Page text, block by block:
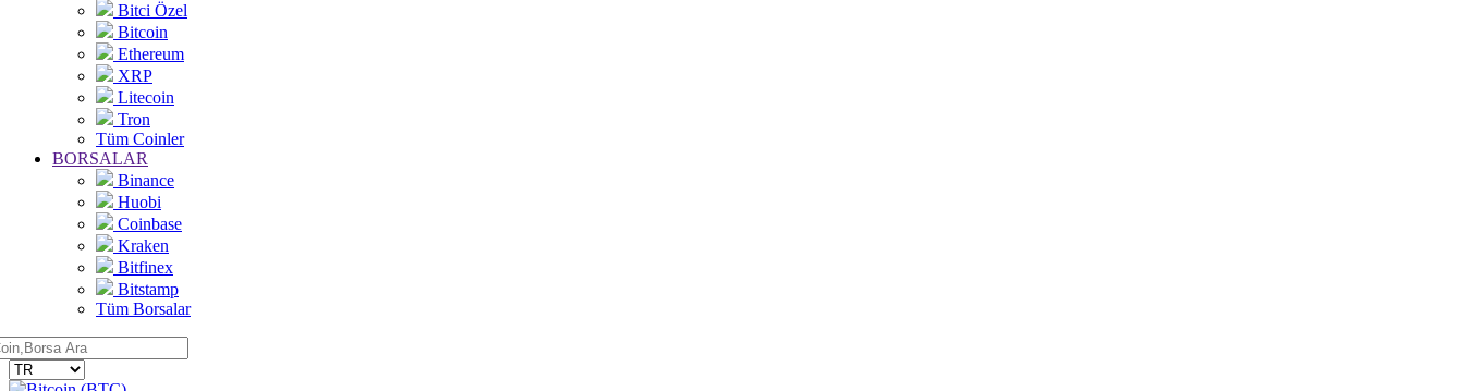
Bitci Özel
Bitcoin
Ethereum
XRP
Litecoin
Tron
Tüm Coinler
BORSALAR
Binance
Huobi
Coinbase
Kraken
Bitfinex
Bitstamp
Tüm Borsalar